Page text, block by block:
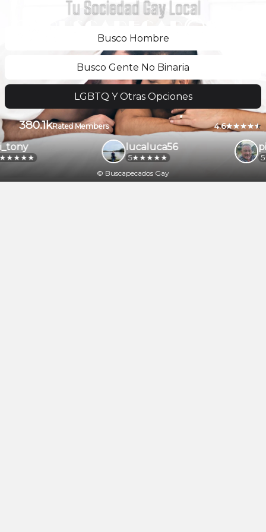
Tu Sociedad Gay Local
Busco Hombre
Busco Gente No Binaria
LGBTQ Y Otras Opciones
380.1kRated Members 4.6
5
lucaluca56
5
© Buscapecados Gay